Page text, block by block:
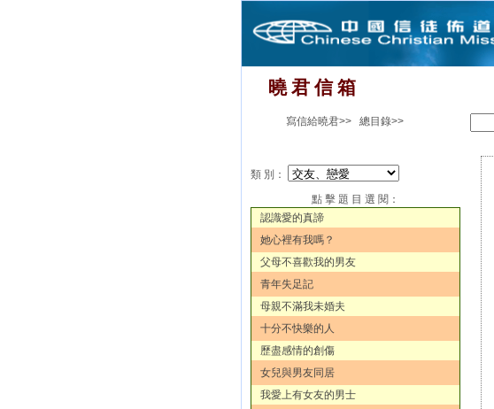
曉 君 信 箱
寫信給曉君>> 總目錄>>
類 別：
點 擊 題 目 選 閱：
認識愛的真諦
她心裡有我嗎？
父母不喜歡我的男友
青年失足記
母親不滿我未婚夫
十分不快樂的人
歷盡感情的創傷
女兒與男友同居
我愛上有女友的男士